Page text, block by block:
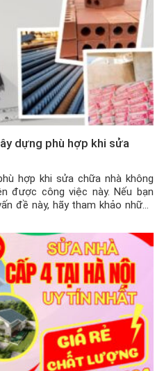
dựng phù hợp khi sửa
hợp khi sửa chữa nhà không
được công việc này. Nếu bạn
đề này, hãy tham khảo những